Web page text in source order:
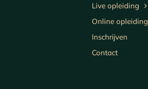
Live opleiding
Online opleiding
Inschrijven
Contact